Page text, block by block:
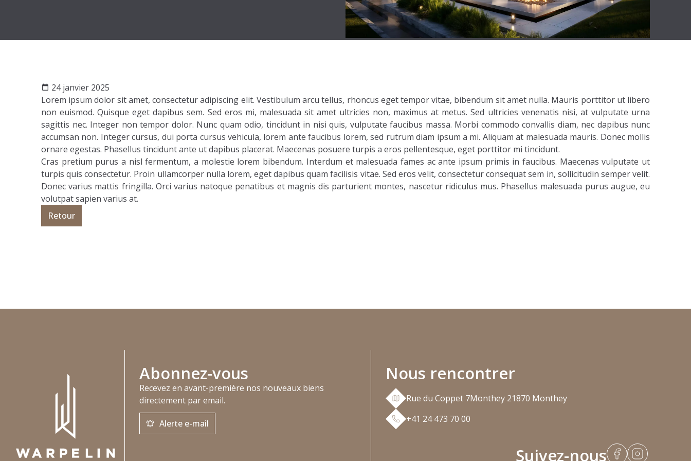
24 janvier 2025
Lorem ipsum dolor sit amet, consectetur adipiscing elit. Vestibulum arcu tellus, rhoncus eget tempor vitae, bibendum sit amet nulla. Mauris porttitor ut libero
non euismod. Quisque eget dapibus sem. Sed eros mi, malesuada sit amet ultricies non, maximus at metus. Sed ultricies venenatis nisi, at vulputate urna
sagittis nec. Integer non tempor dolor. Nunc quam odio, tincidunt in nisi quis, vulputate faucibus massa. Morbi commodo convallis diam, nec dapibus nunc
accumsan non. Integer cursus, dui porta cursus vehicula, lorem ante faucibus lorem, sed rutrum diam ipsum a mi. Aliquam at malesuada mauris. Donec mollis
ornare egestas. Phasellus tincidunt ante ut dapibus placerat. Maecenas posuere turpis a eros pellentesque, eget porttitor mi tincidunt.
Cras pretium purus a nisl fermentum, a molestie lorem bibendum. Interdum et malesuada fames ac ante ipsum primis in faucibus. Maecenas vulputate ut
turpis quis consectetur. Proin ullamcorper nulla lorem, eget dapibus quam facilisis vitae. Sed eros velit, consectetur consequat sem in, sollicitudin semper velit.
Donec varius mattis fringilla. Orci varius natoque penatibus et magnis dis parturient montes, nascetur ridiculus mus. Phasellus malesuada purus augue, eu
volutpat sapien varius at.
Retour
Abonnez-vous
Recevez en avant-première nos nouveaux biens
directement par email.
Alerte e-mail
Nous rencontrer
Rue du Coppet 7Monthey 21870 Monthey
+41 24 473 70 00
Suivez-nous